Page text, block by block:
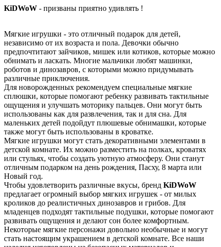
KiDWoW - призваны приятно удивлять !
Мягкие игрушки - это отличный подарок для детей,
независимо от их возраста и пола. Девочки обычно
предпочтитают зайчиков, мишек или котиков, которые можно
обнимать и ласкать. Многие мальчики любят машинки,
роботов и динозавров, с которыми можно придумывать
различные приключения.
Для новорожденных рекомендуем специальные мягкие
сплюшки, которые помогают ребенку развивать тактильные
ощущения и улучшать моторику пальцев. Они могут быть
использованы как для развлечения, так и для сна. Для
маленьких детей подойдут плюшевые обнимашки, которые
также могут быть использованы в кроватке.
Мягкие игрушки могут стать декоративными элементами в
детской комнате. Их можно разместить на полках, кроватях
или стульях, чтобы создать уютную атмосферу. Они станут
отличным подарком на день рождения, Пасху, 8 марта или
Новый год.
Чтобы удовлетворить различные вкусы, бренд KiDWoW
предлагает огромный выбор мягких игрушек - от милых
кроликов до реалистичных динозавров и грибов. Для
младенцев подходят тактильные подушки, которые помогают
развивать ощущения и делают сон более комфортным.
Некоторые мягкие персонажи довольно необычные и могут
стать настоящим украшением в детской комнате. Все наши